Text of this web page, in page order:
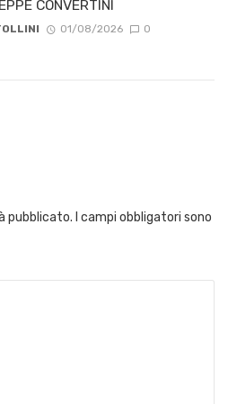
CONVERTINI
01/08/2026 0
pubblicato. I campi obbligatori sono